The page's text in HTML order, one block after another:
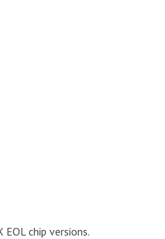
chip versions.